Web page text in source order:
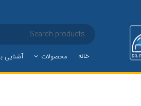
خانه محصولات آشنایی